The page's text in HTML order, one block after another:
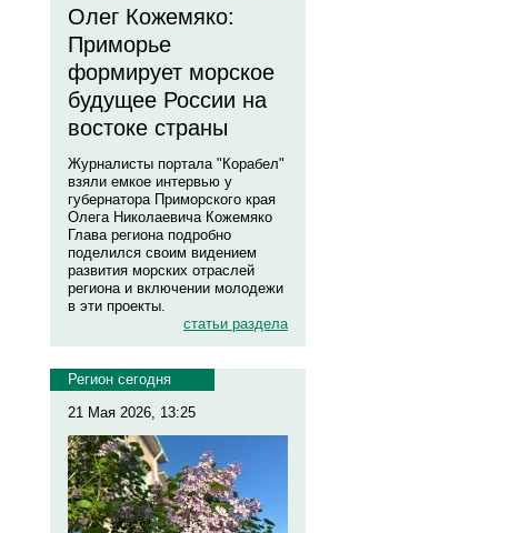
Олег Кожемяко:
Приморье
формирует морское
будущее России на
востоке страны
Журналисты портала "Корабел"
взяли емкое интервью у
губернатора Приморского края
Олега Николаевича Кожемяко
Глава региона подробно
поделился своим видением
развития морских отраслей
региона и включении молодежи
в эти проекты.
статьи раздела
Регион сегодня
21 Мая 2026, 13:25